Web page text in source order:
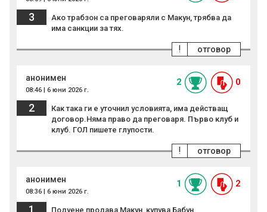
3
Ако трабзон са преговаряли с Макун, трябва да
има санкции за тях.
отговор
!
анонимен
08:46 | 6 юни 2026 г.
2 0
2
Как така ги е уточнил условията, има действащ
договор.Няма право да преговаря. Първо клуб и
клуб. ГОЛ пишете глупости.
отговор
!
анонимен
08:36 | 6 юни 2026 г.
1 2
1 Подуене продава Макун, купува Бабун.